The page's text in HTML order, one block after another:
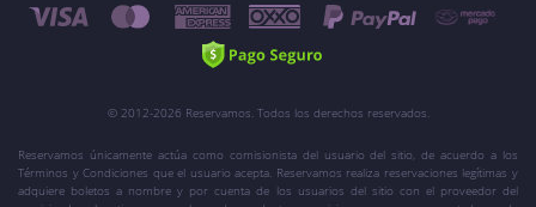
© 2012-2026 Reservamos. Todos los derechos reservados.
Reservamos únicamente actúa como comisionista del usuario del sitio, de acuerdo a los
Términos y Condiciones que el usuario acepta. Reservamos realiza reservaciones legítimas y
adquiere boletos a nombre y por cuenta de los usuarios del sitio con el proveedor del